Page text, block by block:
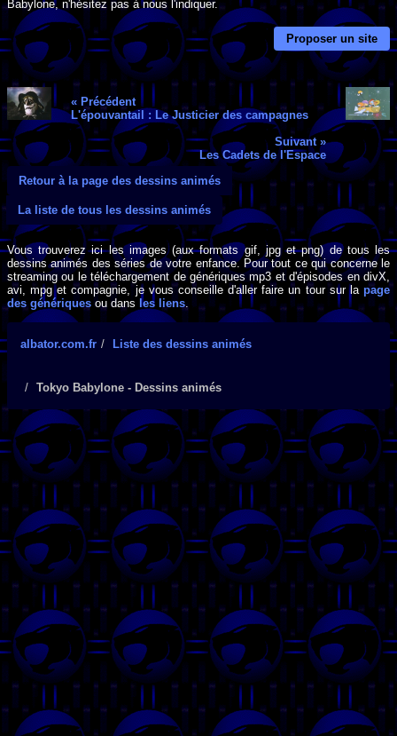
Babylone, n'hésitez pas à nous l'indiquer.
Proposer un site
« Précédent
L'épouvantail : Le Justicier des campagnes
Suivant »
Les Cadets de l'Espace
Retour à la page des dessins animés
La liste de tous les dessins animés
Vous trouverez ici les images (aux formats gif, jpg et png) de tous les
dessins animés des séries de votre enfance. Pour tout ce qui concerne le
streaming ou le téléchargement de génériques mp3 et d'épisodes en divX,
avi, mpg et compagnie, je vous conseille d'aller faire un tour sur la page
des génériques ou dans les liens.
albator.com.fr Liste des dessins animés
Tokyo Babylone - Dessins animés